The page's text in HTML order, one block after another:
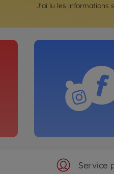
J'ai lu les informations
Service